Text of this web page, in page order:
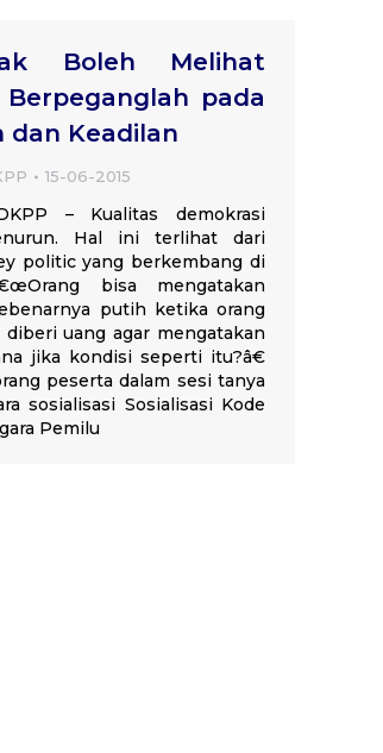
Boleh Melihat
Berpeganglah pada
dan Keadilan
15-06-2015
– Kualitas demokrasi
Hal ini terlihat dari
politic yang berkembang di
bisa mengatakan
putih ketika orang
uang agar mengatakan
jika kondisi seperti itu?â€
peserta dalam sesi tanya
sosialisasi Sosialisasi Kode
Pemilu